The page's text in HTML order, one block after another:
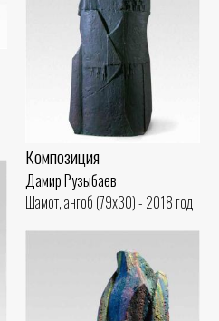
Композиция
Дамир Рузыбаев
Шамот, ангоб (79x30) - 2018 год